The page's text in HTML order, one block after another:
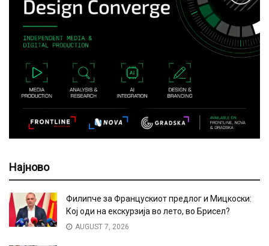
Најново
Филипче за Францускиот предлог и Мицкоски:
Кој оди на екскурзија во лето, во Брисел?
AUGUST 7, 2026